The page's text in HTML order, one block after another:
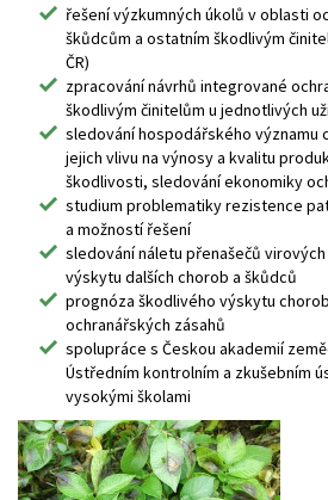
řešení výzkumných úkolů v oblasti
škůdcům a ostatním škodlivým
ČR)
zpracování návrhů integrované
škodlivým činitelům u jednotlivých
sledování hospodářského významu
jejich vlivu na výnosy a kvalitu
škodlivosti, sledování ekonomiky
studium problematiky rezistence
a možností řešení
sledování náletu přenašečů
výskytu dalších chorob a škůdců
prognóza škodlivého výskytu
ochranářských zásahů
spolupráce s Českou akademií
Ústředním kontrolním a zkušebním
vysokými školami